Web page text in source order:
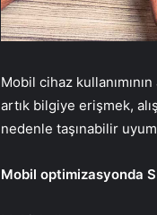
Mobil cihaz kullanımının
artık bilgiye erişmek,
nedenle taşınabilir
Mobil optimizasyonda